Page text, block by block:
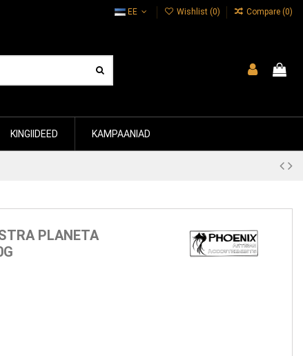
EE Wishlist (0) Compare (0)
KINGIIDEED KAMPAANIAD
PLANETA